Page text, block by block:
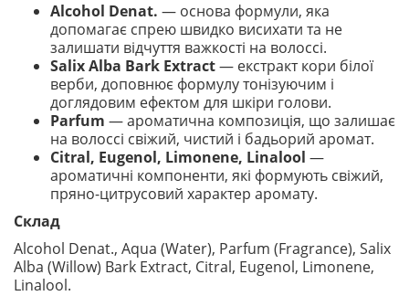
Alcohol Denat. — основа формули, яка
допомагає спрею швидко висихати та не
залишати відчуття важкості на волоссі.
Salix Alba Bark Extract— екстракт кори білої
верби, доповнює формулу тонізуючим і
доглядовим ефектом для шкіри голови.
Parfum — ароматична композиція, що залишає
на волоссі свіжий, чистий і бадьорий аромат.
Citral, Eugenol, Limonene, Linalool —
ароматичні компоненти, які формують свіжий,
пряно-цитрусовий характер аромату.
Склад
Alcohol Denat., Aqua (Water), Parfum (Fragrance), Salix
Alba (Willow) Bark Extract, Citral, Eugenol, Limonene,
Linalool.